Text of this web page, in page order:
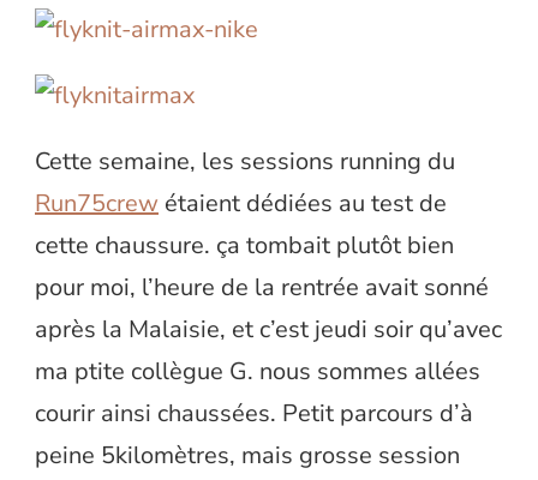
Cette semaine, les sessions running du
Run75crew étaient dédiées au test de
cette chaussure. ça tombait plutôt bien
pour moi, l’heure de la rentrée avait sonné
après la Malaisie, et c’est jeudi soir qu’avec
ma ptite collègue G. nous sommes allées
courir ainsi chaussées. Petit parcours d’à
peine 5kilomètres, mais grosse session